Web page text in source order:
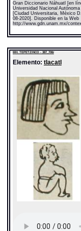
Gran Diccionario Náhuatl [en
Universidad Nacional
[Ciudad Universitaria, México
08-2020]. Disponible en la Web
http://www.gdn.unam.mx/
MH: TEPETZINCO - 387_706r
Elemento: tlacatl